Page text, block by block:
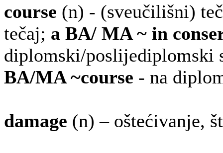
course (n) - (sveučilišni)
tečaj; a BA/ MA ~ in
diplomski/poslijediplomski
BA/MA ~course - na
damage (n) – oštećivanje,